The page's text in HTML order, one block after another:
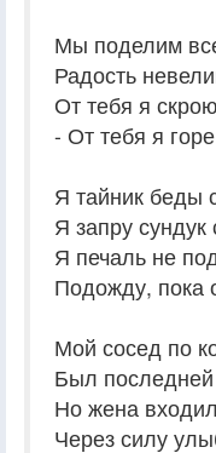
Мы поделим
Радость
От тебя я
- От тебя я
Я тайник беды
Я запру сундук
Я печаль не
Подожду, пока
Мой сосед по
Был
Но жена
Через силу